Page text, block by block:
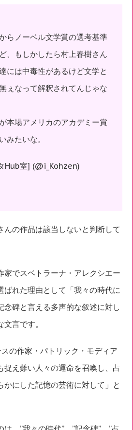
らノーベル文学賞の選考基準
、もしかしたら村上春樹さん
には中毒性があるけど文学と
ぇなって解釈されてんじゃな
本場アメリカのアカデミー賞
みたいな。
Hub室] (@i_Kohzen)
んの作品は該当しないと判断して
家でスベトラーナ・アレクシエー
ばれた理由として「我々の時代に
念碑と言える多声的な叙述に対し
言です。
の作家・パトリック・モディア
捉え難い人々の運命を召喚し、占
かにした記憶の芸術に対して」と